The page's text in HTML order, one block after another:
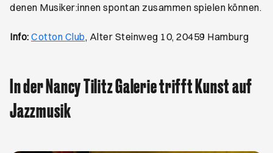
denen Musiker:innen spontan zusammen spielen können.
Info: Cotton ClubÖffnet ein neues Browser-Tab
, Alter Steinweg 10, 20459 Hamburg
In der Nancy Tilitz Galerie trifft Kunst auf
Jazzmusik